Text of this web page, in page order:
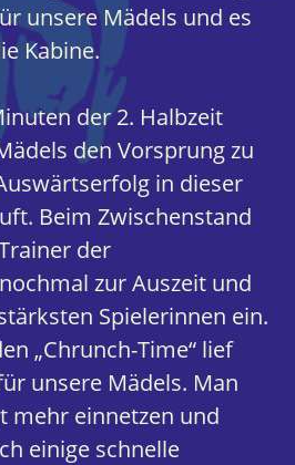
unsere Mädels und es
Kabine.
der 2. Halbzeit
den Vorsprung zu
in dieser
Beim Zwischenstand
der
zur Auszeit und
Spielerinnen ein.
„Chrunch-Time“ lief
unsere Mädels. Man
mehr einnetzen und
einige schnelle